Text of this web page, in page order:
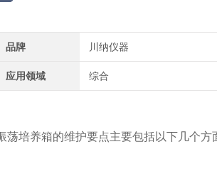
品牌 川纳仪器
应用领域 综合
荡培养箱的维护要点主要包括以下几个方